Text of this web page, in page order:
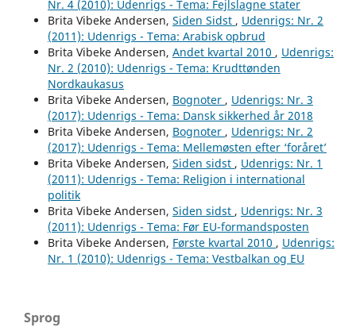
Nr. 4 (2010): Udenrigs - Tema: Fejlslagne stater
Brita Vibeke Andersen, Siden Sidst , Udenrigs: Nr. 2
(2011): Udenrigs - Tema: Arabisk opbrud
Brita Vibeke Andersen, Andet kvartal 2010 , Udenrigs:
Nr. 2 (2010): Udenrigs - Tema: Krudttønden
Nordkaukasus
Brita Vibeke Andersen, Bognoter , Udenrigs: Nr. 3
(2017): Udenrigs - Tema: Dansk sikkerhed år 2018
Brita Vibeke Andersen, Bognoter , Udenrigs: Nr. 2
(2017): Udenrigs - Tema: Mellemøsten efter ‘foråret’
Brita Vibeke Andersen, Siden sidst , Udenrigs: Nr. 1
(2011): Udenrigs - Tema: Religion i international
politik
Brita Vibeke Andersen, Siden sidst , Udenrigs: Nr. 3
(2011): Udenrigs - Tema: Før EU-formandsposten
Brita Vibeke Andersen, Første kvartal 2010 , Udenrigs:
Nr. 1 (2010): Udenrigs - Tema: Vestbalkan og EU
Sprog